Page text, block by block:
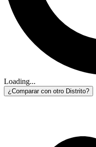
Loading...
¿Comparar con otro Distrito?